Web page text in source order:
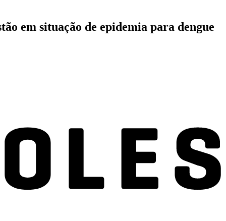
em situação de epidemia para dengue